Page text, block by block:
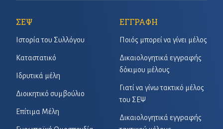
ΣΕΨ
Ιστορία του Συλλόγου
Καταστατικό
Ιδρυτικά μέλη
Διοικητικό συμβούλιο
Επίτιμα Μέλη
ΕΓΓΡΑΦΗ
Ποιός μπορεί να γίνει μέλος
Δικαιολογητικά εγγραφής
δόκιμου μέλους
Γιατί να γίνω τακτικό μέλος
του ΣΕΨ
Δικαιολογητικά εγγραφής